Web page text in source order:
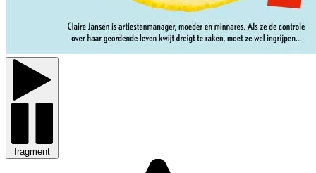
fragment